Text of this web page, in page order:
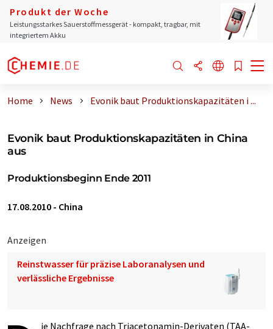
Produkt der Woche
Leistungsstarkes Sauerstoffmessgerät - kompakt, tragbar, mit
integriertem Akku
Home News Evonik baut Produktionskapazitäten i ...
Evonik baut Produktionskapazitäten in China
aus
Produktionsbeginn Ende 2011
17.08.2010 - China
Anzeigen
Reinstwasser für präzise Laboranalysen und
verlässliche Ergebnisse
ie Nachfrage nach Triacetonamin-Derivaten (TAA-